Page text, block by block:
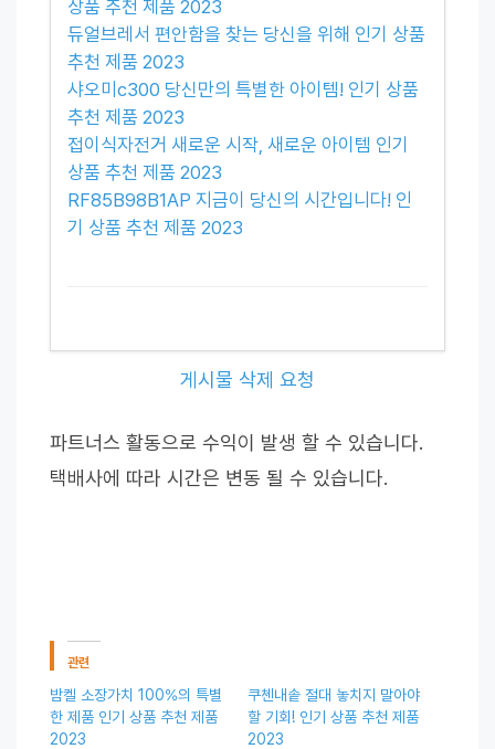
상품 추천 제품 2023
듀얼브레서 편안함을 찾는 당신을 위해 인기 상품
추천 제품 2023
샤오미c300 당신만의 특별한 아이템! 인기 상품
추천 제품 2023
접이식자전거 새로운 시작, 새로운 아이템 인기
상품 추천 제품 2023
RF85B98B1AP 지금이 당신의 시간입니다! 인
기 상품 추천 제품 2023
게시물 삭제 요청
파트너스 활동으로 수익이 발생 할 수 있습니다.
택배사에 따라 시간은 변동 될 수 있습니다.
관련
밤켈 소장가치 100%의 특별
한 제품 인기 상품 추천 제품
2023
쿠첸내솥 절대 놓치지 말아야
할 기회! 인기 상품 추천 제품
2023